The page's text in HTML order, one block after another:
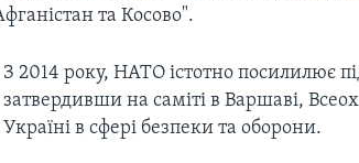
та Косово".
З 2014 року, НАТО істотно посилилює
затвердивши на саміті в Варшаві,
Україні в сфері безпеки та оборони.